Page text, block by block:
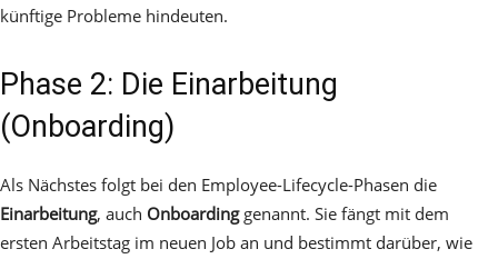
künftige Probleme hindeuten.
Phase 2: Die Einarbeitung
(Onboarding)
Als Nächstes folgt bei den Employee-Lifecycle-Phasen die
Einarbeitung, auch Onboarding genannt. Sie fängt mit dem
ersten Arbeitstag im neuen Job an und bestimmt darüber, wie